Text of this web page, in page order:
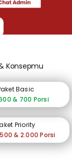
Konsepmu
Basic
& 700 Porsi
Priority
& 2.000 Porsi